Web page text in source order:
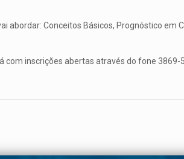
Conceitos Básicos, Prognóstico em
inscrições abertas através do fone